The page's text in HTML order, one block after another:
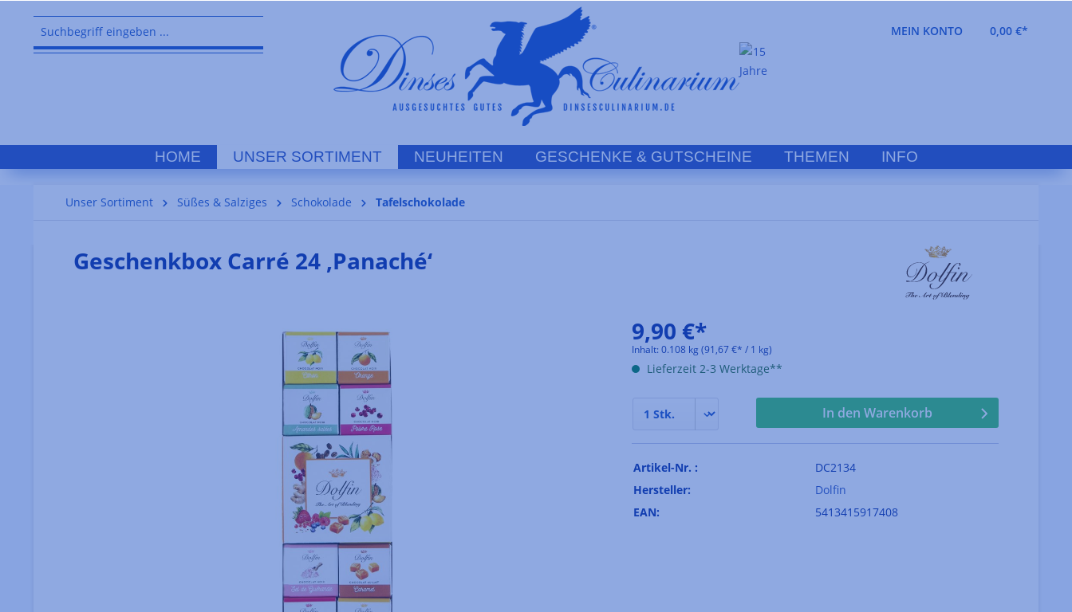
Zur Hauptnavigation springen
MEIN KONTO
0,00 €*
HOME UNSER SORTIMENT NEUHEITEN GESCHENKE & GUTSCHEINE THEMEN INFO
Unser Sortiment Süßes & Salziges Schokolade Tafelschokolade
Geschenkbox Carré 24 ,Panaché‘
9,90 €*
Inhalt: 0.108 kg (91,67 €* / 1 kg)
Lieferzeit 2-3 Werktage**
In den Warenkorb
Artikel-Nr. :
DC2134
Hersteller:
Dolfin
EAN:
5413415917408